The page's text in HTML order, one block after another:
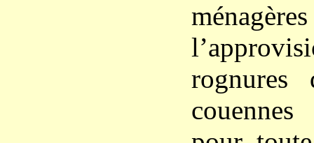
ménagères